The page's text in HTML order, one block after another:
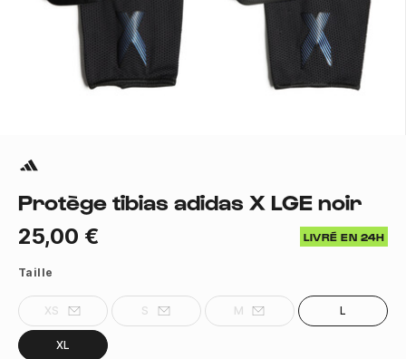
Protège tibias adidas X LGE noir
25,00 € LIVRÉ EN 24H
Taille
XS S M L
XL